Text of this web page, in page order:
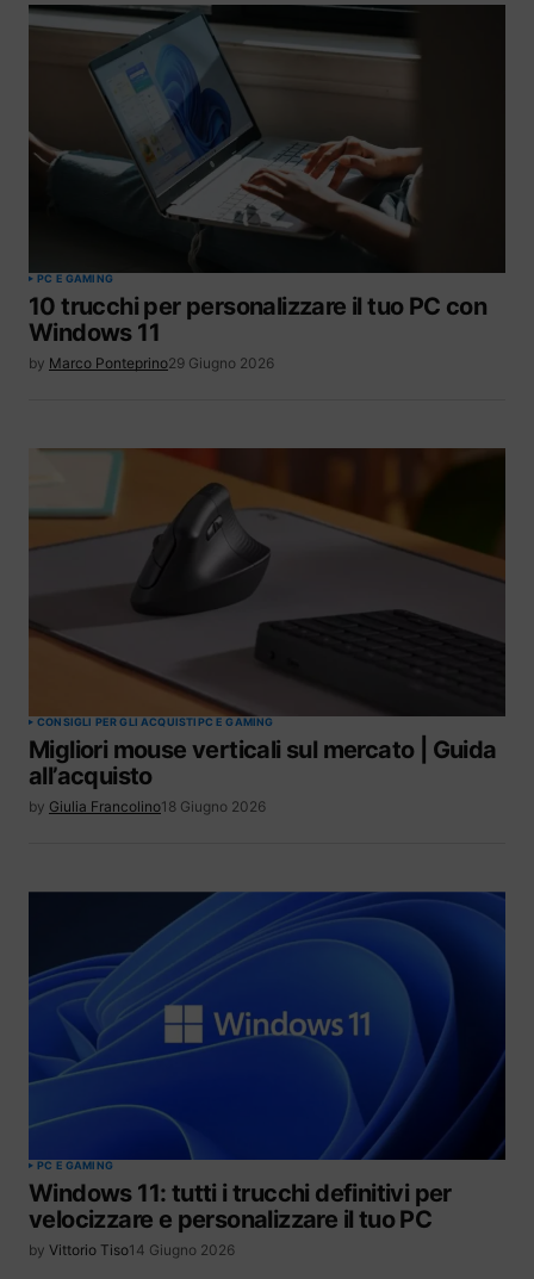
PC E GAMING
10 trucchi per personalizzare il tuo PC con
Windows 11
by Marco Ponteprino29 Giugno 2026
CONSIGLI PER GLI ACQUISTIPC E GAMING
Migliori mouse verticali sul mercato | Guida
all’acquisto
by Giulia Francolino18 Giugno 2026
PC E GAMING
Windows 11: tutti i trucchi definitivi per
velocizzare e personalizzare il tuo PC
by Vittorio Tiso14 Giugno 2026